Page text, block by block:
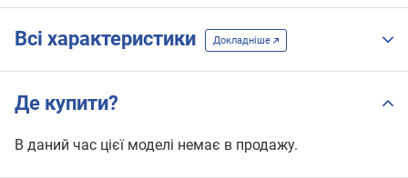
Всі характеристики Докладніше
Де купити?
В даний час цієї моделі немає в продажу.